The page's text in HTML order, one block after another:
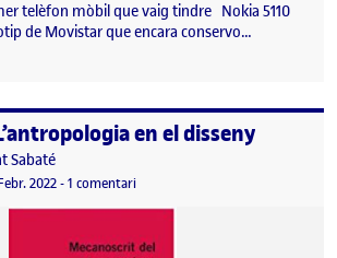
telèfon mòbil que vaig tindre Nokia 5110
de Movistar que encara conservo…
en el disseny
Sabaté
de publicació
2022-1 comentaria PAC 1: L’antropologia en el